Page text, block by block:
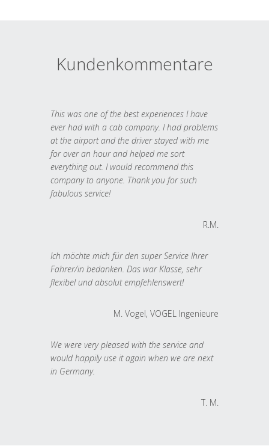
Kundenkommentare
This was one of the best experiences I have
ever had with a cab company. I had problems
at the airport and the driver stayed with me
for over an hour and helped me sort
everything out. I would recommend this
company to anyone. Thank you for such
fabulous service!
R.M.
Ich möchte mich für den super Service Ihrer
Fahrer/in bedanken. Das war Klasse, sehr
flexibel und absolut empfehlenswert!
M. Vogel, VOGEL Ingenieure
We were very pleased with the service and
would happily use it again when we are next
in Germany.
T. M.